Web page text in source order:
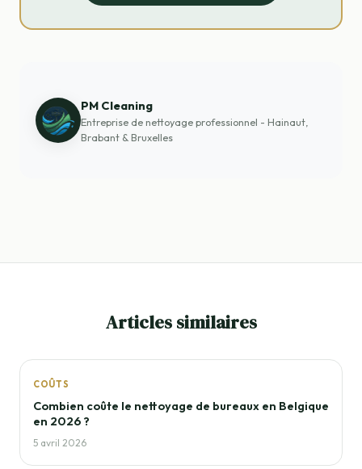
PM Cleaning
Entreprise de nettoyage professionnel - Hainaut,
Brabant & Bruxelles
Articles similaires
COÛTS
Combien coûte le nettoyage de bureaux en Belgique
en 2026 ?
5 avril 2026